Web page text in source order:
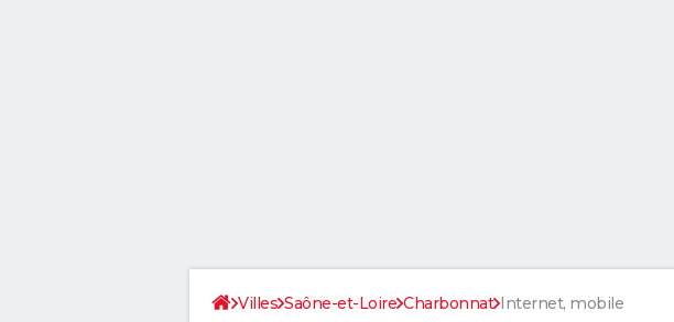
Villes Saône-et-Loire Charbonnat Internet, mobile